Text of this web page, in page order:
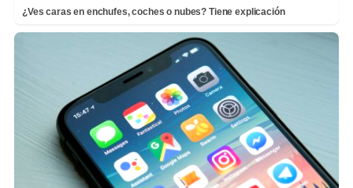
¿Ves caras en enchufes, coches o nubes? Tiene explicación